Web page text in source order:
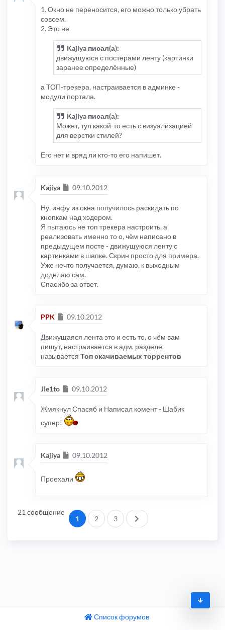
1. Окно не переносится, его можно только убрать
совсем.
2. Это не
Kajiya писал(а):
движущуюся с постерами ленту (картинки
заранее определённые)
а ТОП-трекера, настраивается в админке -
модули портала.
Kajiya писал(а):
Может, тул какой-то есть с визуализацией
для верстки стилей?
Его нет и вряд ли кто-то его напишет.
Kajiya Сообщение
09.10.2012
Ну, инфу из окна получилось раскидать по
кнопкам над хэдером.
Я пытаюсь не топ трекера настроить, а
реализовать именно то о, чём написано в
предыдущем посте - движущуюся ленту с
картинками в шапке. Скрин просто для примера.
Уже нечто получается, думаю, к выходным
доделаю сам.
Спасибо за ответ.
PPK Сообщение
09.10.2012
Движущаяся лента это и есть то, о чём вам
пишут, настраивается в адм. разделе,
называется Топ скачиваемых торрентов
JIe1to Сообщение
09.10.2012
Жмякнул Спасяб и Написал комент - Шабик
супер!
Kajiya Сообщение
09.10.2012
Проехали
21 сообщение
1 2 3 След.
Список форумов